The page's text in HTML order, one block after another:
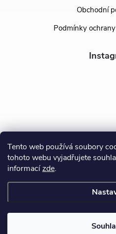
Tento web používá soubory
tohoto webu vyjadřujete
informacízde.
Obchodní
Podmínky
Sledovat na
BEALIO.